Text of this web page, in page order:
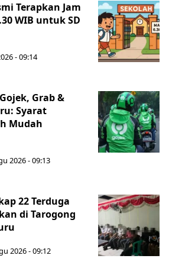
Terapkan Jam
WIB untuk SD
- 09:14
Grab &
Syarat
Mudah
2026 - 09:13
22 Terduga
di Tarogong
2026 - 09:12